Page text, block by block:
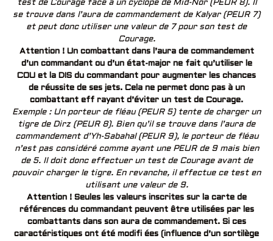
test de Courage face à un cyclope de Mid-Nor (PEUR 8). Il
se trouve dans l’aura de commandement de Kalyar (PEUR 7)
et peut donc utiliser une valeur de 7 pour son test de
Courage.
Attention ! Un combattant dans l’aura de commandement
d’un commandant ou d’un état-major ne fait qu’utiliser le
COU et la DIS du commandant pour augmenter les chances
de réussite de ses jets. Cela ne permet donc pas à un
combattant eff rayant d’éviter un test de Courage.
Exemple : Un porteur de fléau (PEUR 5) tente de charger un
tigre de Dirz (PEUR 8). Bien qu’il se trouve dans l’aura de
commandement d’Yh-Sabahal (PEUR 9), le porteur de fléau
n’est pas considéré comme ayant une PEUR de 9 mais bien
de 5. Il doit donc effectuer un test de Courage avant de
pouvoir charger le tigre. En revanche, il effectue ce test en
utilisant une valeur de 9.
Attention ! Seules les valeurs inscrites sur la carte de
références du commandant peuvent être utilisées par les
combattants dans son aura de commandement. Si ces
caractéristiques ont été modifi ées (influence d’un sortilège